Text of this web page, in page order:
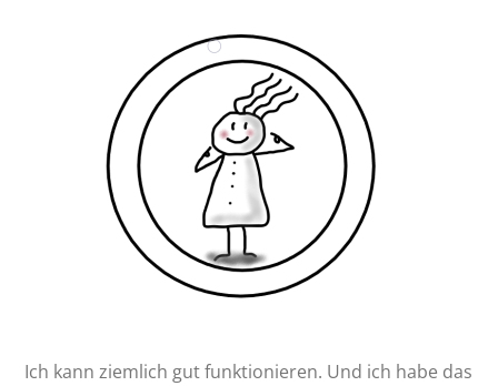
Ich kann ziemlich gut funktionieren. Und ich habe das